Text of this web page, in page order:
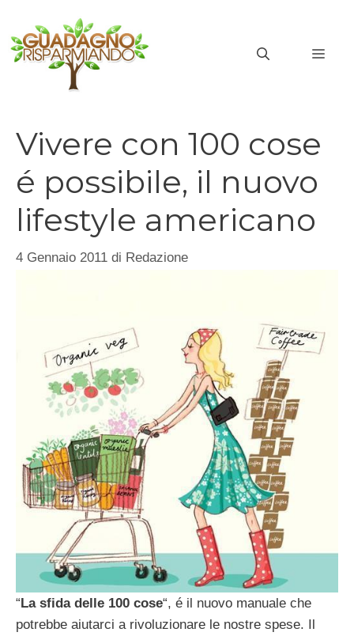
contenuto
Vivere con 100 cose
é possibile, il nuovo
lifestyle americano
4 Gennaio 2011 di Redazione
“La sfida delle 100 cose“, é il nuovo manuale che
potrebbe aiutarci a rivoluzionare le nostre spese. Il